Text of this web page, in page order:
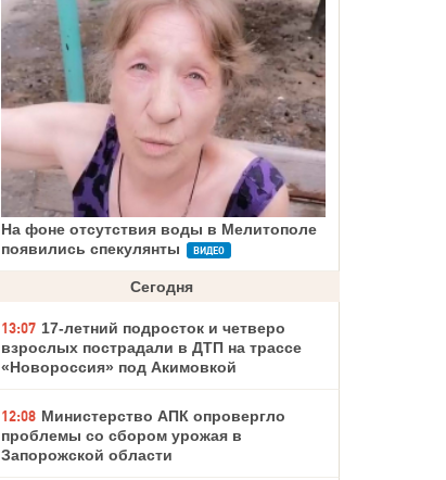
На фоне отсутствия воды в Мелитополе
появились спекулянты
ВИДЕО
Сегодня
13:07 17-летний подросток и четверо
взрослых пострадали в ДТП на трассе
«Новороссия» под Акимовкой
12:08 Министерство АПК опровергло
проблемы со сбором урожая в
Запорожской области